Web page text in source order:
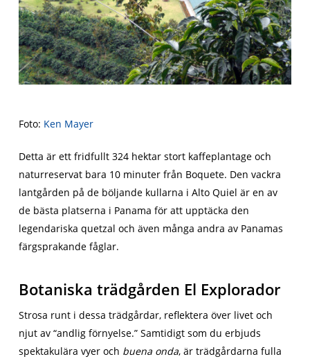
Foto: Ken Mayer
Detta är ett fridfullt 324 hektar stort kaffeplantage och
naturreservat bara 10 minuter från Boquete. Den vackra
lantgården på de böljande kullarna i Alto Quiel är en av
de bästa platserna i Panama för att upptäcka den
legendariska quetzal och även många andra av Panamas
färgsprakande fåglar.
Botaniska trädgården El Explorador
Strosa runt i dessa trädgårdar, reflektera över livet och
njut av “andlig förnyelse.” Samtidigt som du erbjuds
spektakulära vyer och buena onda, är trädgårdarna fulla